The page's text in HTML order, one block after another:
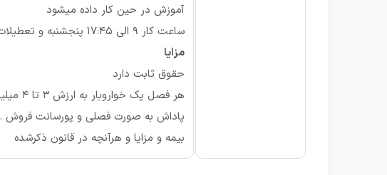
آموزش در حین کار داده میشود
ساعت کار 9 الی 17:45 پنجشنبه و تعطیلات : تعطیل
مزایا
حقوق ثابت دارد
هر فصل پک خواروبار به ارزش 3 تا 4 میلیون
پاداش به صورت فصلی و پورسانت فروش .
بیمه و مزایا و هرآنچه در قانون ذکرشده